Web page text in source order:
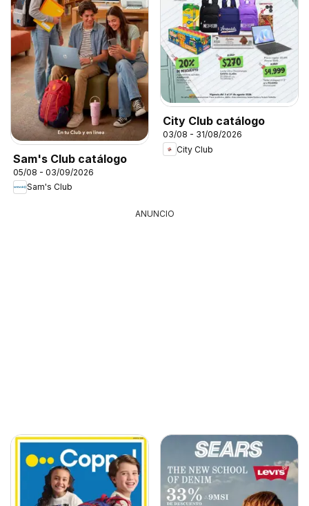
Sam's Club catálogo
05/08 - 03/09/2026
Sam's Club
City Club catálogo
03/08 - 31/08/2026
City Club
ANUNCIO